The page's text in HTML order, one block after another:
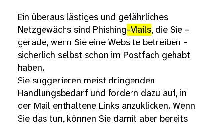
Ein überaus lästiges und gefährliches
Netzgewächs sind Phishing-Mails, die Sie –
gerade, wenn Sie eine Website betreiben –
sicherlich selbst schon im Postfach gehabt
haben.
Sie suggerieren meist dringenden
Handlungsbedarf und fordern dazu auf, in
der Mail enthaltene Links anzuklicken. Wenn
Sie das tun, können Sie damit aber bereits